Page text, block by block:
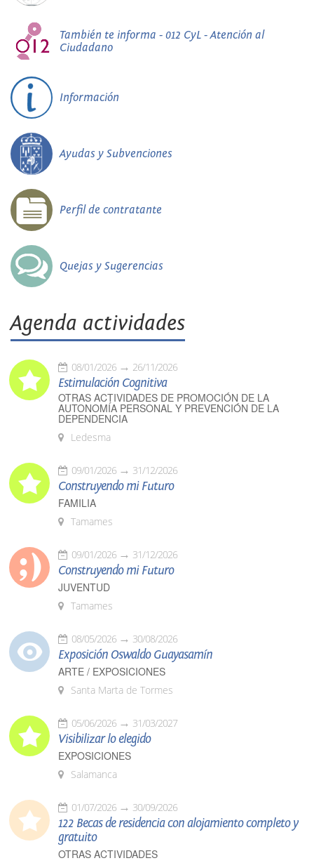
También te informa - 012 CyL - Atención al
Ciudadano
Información
Ayudas y Subvenciones
Perfil de contratante
Quejas y Sugerencias
Agenda actividades
08/01/2026 26/11/2026
Estimulación Cognitiva
OTRAS ACTIVIDADES DE PROMOCIÓN DE LA
AUTONOMÍA PERSONAL Y PREVENCIÓN DE LA
DEPENDENCIA
Ledesma
09/01/2026 31/12/2026
Construyendo mi Futuro
FAMILIA
Tamames
09/01/2026 31/12/2026
Construyendo mi Futuro
JUVENTUD
Tamames
08/05/2026 30/08/2026
Exposición Oswaldo Guayasamín
ARTE / EXPOSICIONES
Santa Marta de Tormes
05/06/2026 31/03/2027
Visibilizar lo elegido
EXPOSICIONES
Salamanca
01/07/2026 30/09/2026
122 Becas de residencia con alojamiento completo y
gratuito
OTRAS ACTIVIDADES